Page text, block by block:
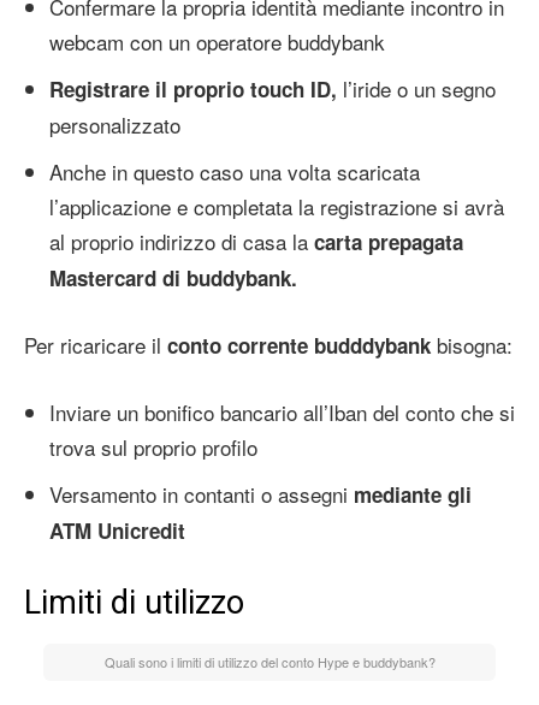
Confermare la propria identità mediante incontro in
webcam con un operatore buddybank
Registrare il proprio touch ID, l’iride o un segno
personalizzato
Anche in questo caso una volta scaricata
l’applicazione e completata la registrazione si avrà
al proprio indirizzo di casa la carta prepagata
Mastercard di buddybank.
Per ricaricare il conto corrente budddybank bisogna:
Inviare un bonifico bancario all’Iban del conto che si
trova sul proprio profilo
Versamento in contanti o assegni mediante gli
ATM Unicredit
Limiti di utilizzo
Quali sono i limiti di utilizzo del conto Hype e buddybank?